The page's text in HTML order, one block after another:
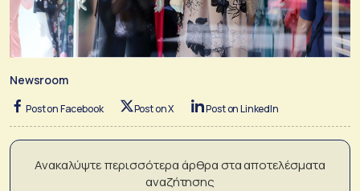
Newsroom
Post on Facebook Post on X Post on LinkedIn
Ανακαλύψτε περισσότερα άρθρα στα αποτελέσματα
αναζήτησης